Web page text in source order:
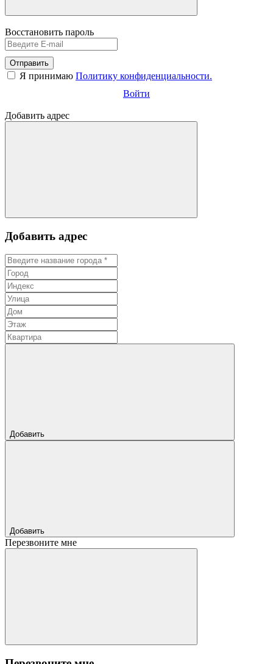
Восстановить пароль
Отправить
Я принимаю Политику конфиденциальности.
Войти
Добавить адрес
Добавить адрес
Добавить
Добавить
Перезвоните мне